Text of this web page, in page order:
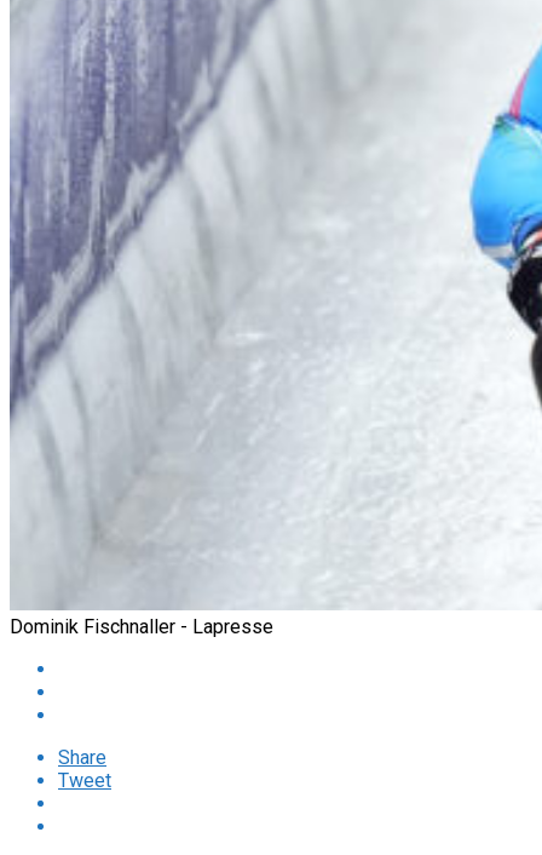
Dominik Fischnaller - Lapresse
Share
Tweet